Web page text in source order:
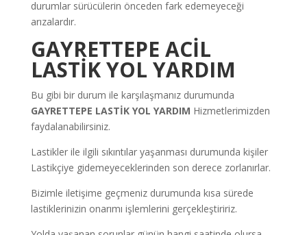
durumlar sürücülerin önceden fark edemeyeceği
arızalardır.
GAYRETTEPE ACİL
LASTİK YOL YARDIM
Bu gibi bir durum ile karşılaşmanız durumunda
GAYRETTEPE LASTİK YOL YARDIM Hizmetlerimizden
faydalanabilirsiniz.
Lastikler ile ilgili sıkıntılar yaşanması durumunda kişiler
Lastikçiye gidemeyeceklerinden son derece zorlanırlar.
Bizimle iletişime geçmeniz durumunda kısa sürede
lastiklerinizin onarımı işlemlerini gerçekleştiririz.